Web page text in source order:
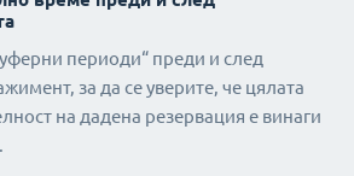
периоди“ преди и след
за да се уверите, че цялата
на дадена резервация е винаги